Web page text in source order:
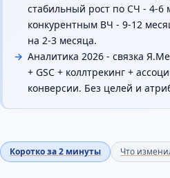
стабильный рост по СЧ - 4-6
конкурентным ВЧ - 9-12
на 2-3 месяца.
Аналитика 2026 - связка
+ GSC + коллтрекинг +
конверсии. Без целей и
Коротко за 2 минуты Что